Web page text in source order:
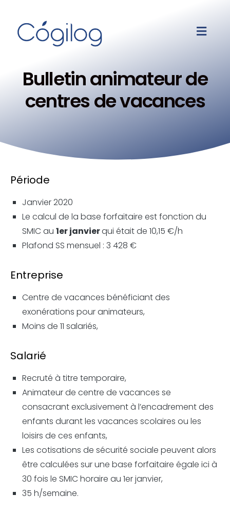
Bulletin animateur de
centres de vacances
Période
Janvier 2020
Le calcul de la base forfaitaire est fonction du
SMIC au1er janvierqui était de 10,15 €/h
Plafond SS mensuel : 3 428 €
Entreprise
Centre de vacances bénéficiant des
exonérations pour animateurs,
Moins de 11 salariés,
Salarié
Recruté à titre temporaire,
Animateur de centre de vacances se
consacrant exclusivement à l’encadrement des
enfants durant les vacances scolaires ou les
loisirs de ces enfants,
Les cotisations de sécurité sociale peuvent alors
être calculées sur une base forfaitaire égale ici à
30 fois le SMIC horaire au 1er janvier,
35 h/semaine.